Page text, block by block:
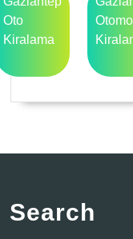
Oto
Kiralama
Search